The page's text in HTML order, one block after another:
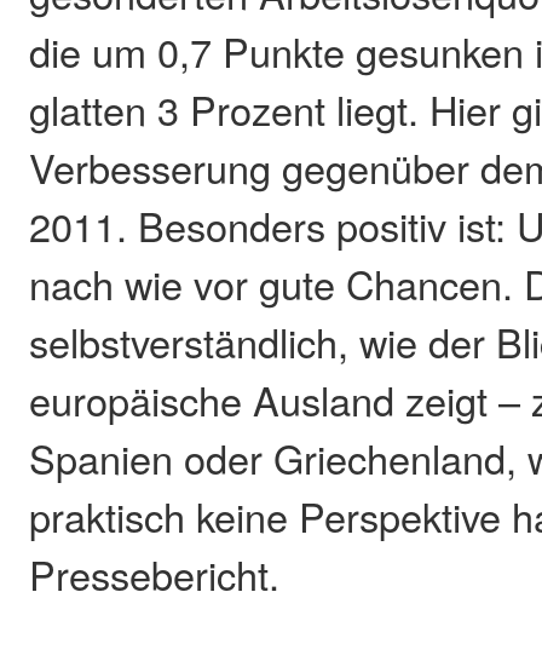
die um 0,7 Punkte gesunken
glatten 3 Prozent liegt. Hier
Verbesserung gegenüber
2011. Besonders positiv ist:
nach wie vor gute Chancen.
selbstverständlich, wie der
europäische Ausland zeigt –
Spanien oder Griechenland,
praktisch keine Perspektive
Pressebericht.